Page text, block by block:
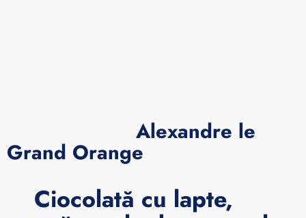
Alexandre le
Grand Orange
Ciocolată cu lapte,